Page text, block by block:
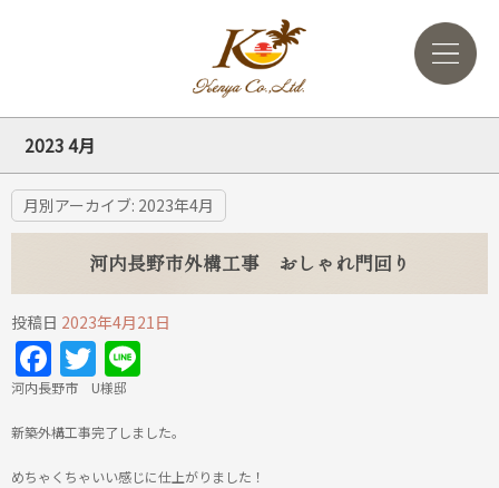
2023 4月
月別アーカイブ: 2023年4月
河内長野市外構工事 おしゃれ門回り
投稿日 2023年4月21日
Facebook
Twitter
河内長野市 U様邸
新築外構工事完了しました。
めちゃくちゃいい感じに仕上がりました！